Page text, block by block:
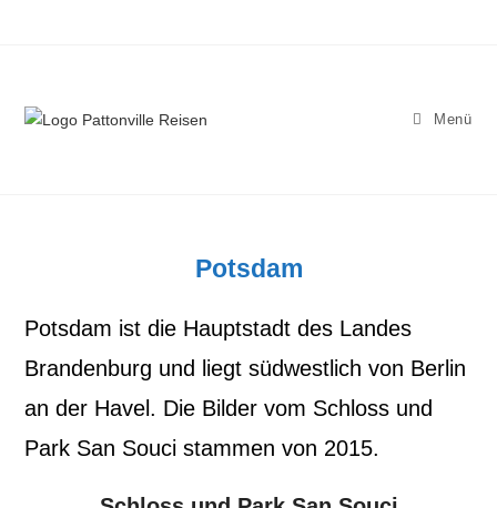
Menü
Potsdam
Potsdam ist die Hauptstadt des Landes
Brandenburg und liegt südwestlich von Berlin
an der Havel. Die Bilder vom Schloss und
Park San Souci stammen von 2015.